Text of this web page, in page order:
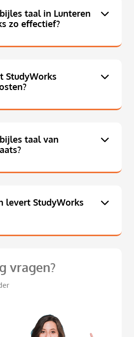
taal in Lunteren
zo effectief?
StudyWorks
taal van
levert StudyWorks
vragen?